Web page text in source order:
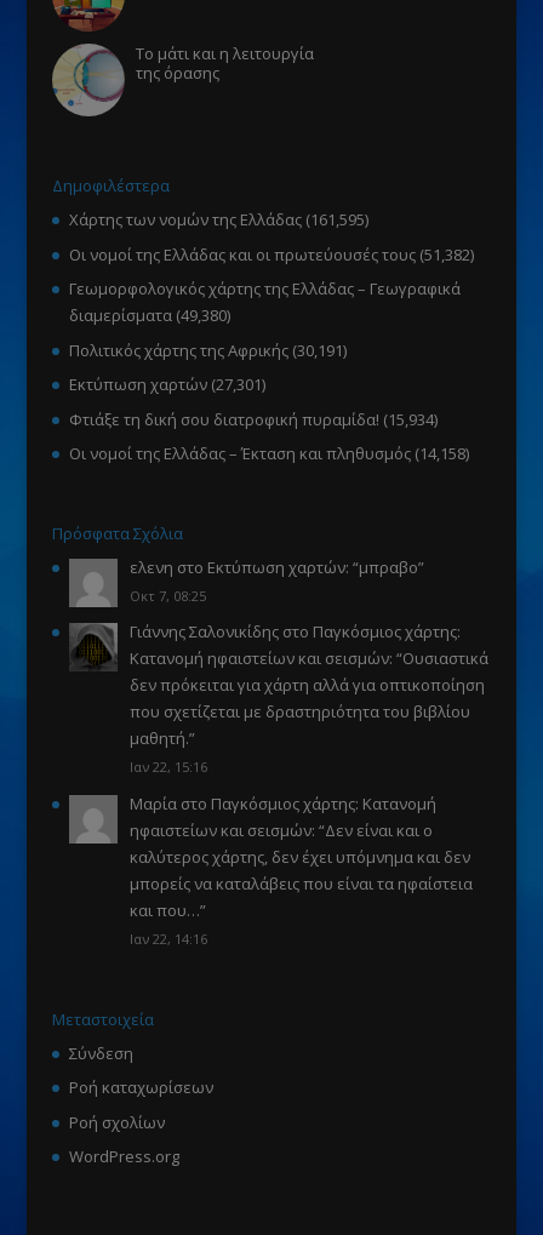
Το μάτι και η λειτουργία
της όρασης
Δημοφιλέστερα
Χάρτης των νομών της Ελλάδας (161,595)
Οι νομοί της Ελλάδας και οι πρωτεύουσές τους (51,382)
Γεωμορφολογικός χάρτης της Ελλάδας – Γεωγραφικά
διαμερίσματα (49,380)
Πολιτικός χάρτης της Αφρικής (30,191)
Εκτύπωση χαρτών (27,301)
Φτιάξε τη δική σου διατροφική πυραμίδα! (15,934)
Οι νομοί της Ελλάδας – Έκταση και πληθυσμός (14,158)
Πρόσφατα Σχόλια
ελενη στο Εκτύπωση χαρτών: “μπραβο”
Οκτ 7, 08:25
Γιάννης Σαλονικίδηςστο Παγκόσμιος χάρτης:
Κατανομή ηφαιστείων και σεισμών: “Ουσιαστικά
δεν πρόκειται για χάρτη αλλά για οπτικοποίηση
που σχετίζεται με δραστηριότητα του βιβλίου
μαθητή.”
Ιαν 22, 15:16
Μαρίαστο Παγκόσμιος χάρτης: Κατανομή
ηφαιστείων και σεισμών: “Δεν είναι και ο
καλύτερος χάρτης, δεν έχει υπόμνημα και δεν
μπορείς να καταλάβεις που είναι τα ηφαίστεια
και που…”
Ιαν 22, 14:16
Μεταστοιχεία
Σύνδεση
Ροή καταχωρίσεων
Ροή σχολίων
WordPress.org